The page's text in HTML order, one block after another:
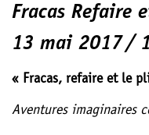
Fracas Refaire
13 mai 2017
« Fracas, refaire et le
Aventures imaginaires